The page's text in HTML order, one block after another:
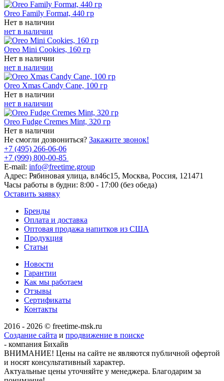
Oreo Family Format, 440 гр
Нет в наличии
нет в наличии
Oreo Mini Cookies, 160 гр
Нет в наличии
нет в наличии
Oreo Xmas Candy Cane, 100 гр
Нет в наличии
нет в наличии
Oreo Fudge Cremes Mint, 320 гр
Нет в наличии
Не смогли дозвониться? Закажите звонок!
+7 (495) 266-06-06
+7 (999) 800-00-85
E-mail: info@freetime.group
Адрес: Рябиновая улица, вл46с15, Москва, Россия, 121471
Часы работы в будни: 8:00 - 17:00 (без обеда)
Оставить заявку
Бренды
Оплата и доставка
Оптовая продажа напитков из США
Продукция
Статьи
Новости
Гарантии
Как мы работаем
Отзывы
Сертификаты
Контакты
2016 - 2026 © freetime-msk.ru
Создание сайта и продвижение в поиске
- компания Бихайв
ВНИМАНИЕ! Цены на сайте не являются публичной офертой
и носят консультативный характер.
Актуальные цены уточняйте у менеджера. Благодарим за